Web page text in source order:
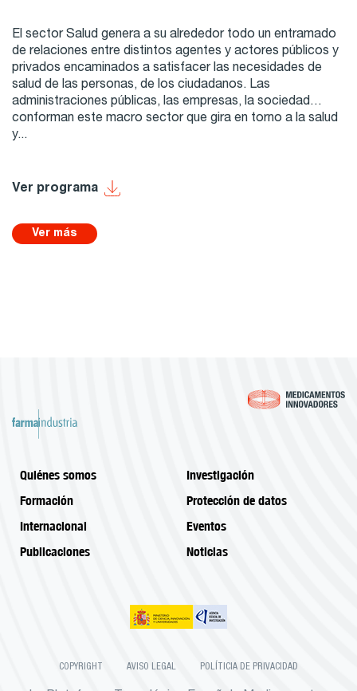
El sector Salud genera a su alrededor todo un entramado
de relaciones entre distintos agentes y actores públicos y
privados encaminados a satisfacer las necesidades de
salud de las personas, de los ciudadanos. Las
administraciones públicas, las empresas, la sociedad…
conforman este macro sector que gira en torno a la salud
y...
Ver programa
Ver más
Quiénes somos
Investigación
Formación
Protección de datos
Internacional
Eventos
Publicaciones
Noticias
COPYRIGHT AVISO LEGAL POLÍTICIA DE PRIVACIDAD